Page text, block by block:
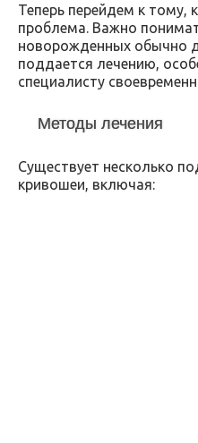
Теперь перейдем к тому,
проблема. Важно
новорожденных обычно
поддается лечению,
специалисту
Методы лечения
Существует несколько
кривошеи, включая: